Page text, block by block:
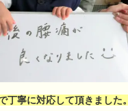
丁寧に対応して頂きました。